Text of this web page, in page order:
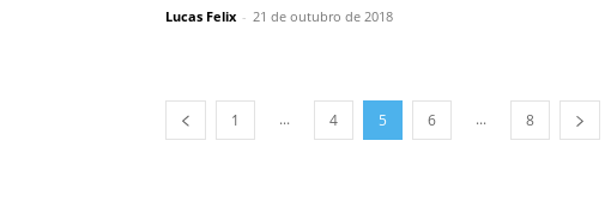
Lucas Felix - 21 de outubro de 2018
1 ... 4 5 6 ... 8